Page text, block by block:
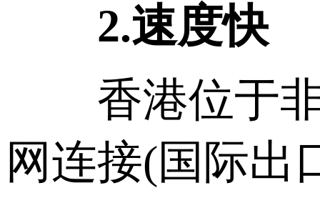
2.速度快
香港位于非
网连接(国际出